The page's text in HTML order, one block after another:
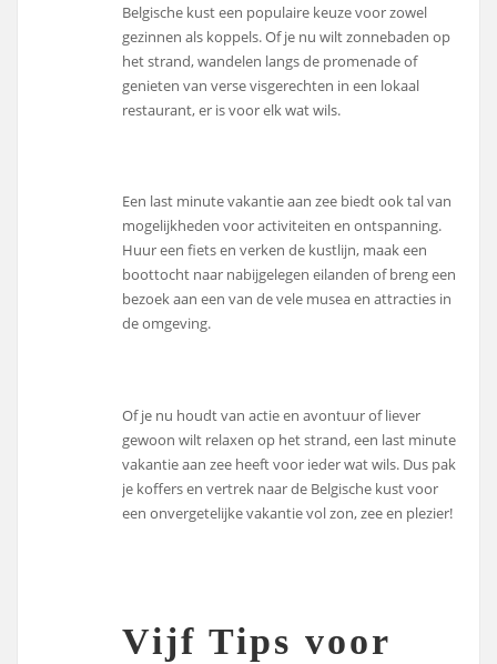
Belgische kust een populaire keuze voor zowel
gezinnen als koppels. Of je nu wilt zonnebaden op
het strand, wandelen langs de promenade of
genieten van verse visgerechten in een lokaal
restaurant, er is voor elk wat wils.
Een last minute vakantie aan zee biedt ook tal van
mogelijkheden voor activiteiten en ontspanning.
Huur een fiets en verken de kustlijn, maak een
boottocht naar nabijgelegen eilanden of breng een
bezoek aan een van de vele musea en attracties in
de omgeving.
Of je nu houdt van actie en avontuur of liever
gewoon wilt relaxen op het strand, een last minute
vakantie aan zee heeft voor ieder wat wils. Dus pak
je koffers en vertrek naar de Belgische kust voor
een onvergetelijke vakantie vol zon, zee en plezier!
Vijf Tips voor